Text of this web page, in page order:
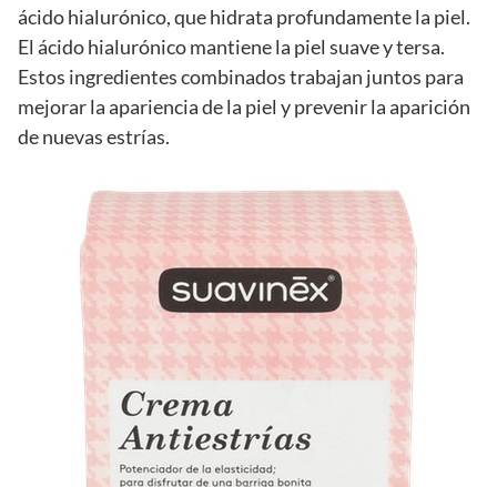
ácido hialurónico, que hidrata profundamente la piel.
El ácido hialurónico mantiene la piel suave y tersa.
Estos ingredientes combinados trabajan juntos para
mejorar la apariencia de la piel y prevenir la aparición
de nuevas estrías.